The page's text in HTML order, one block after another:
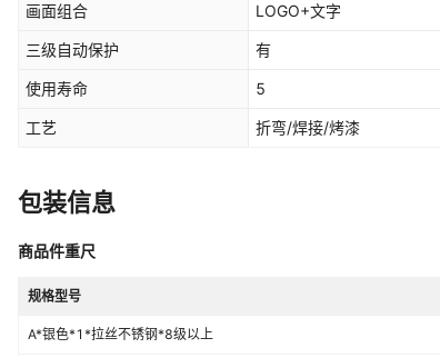
画面组合 LOGO+文字
三级自动保护 有
使用寿命 5
工艺 折弯/焊接/烤漆
包装信息
商品件重尺
规格型号
A*银色*1*拉丝不锈钢*8级以上